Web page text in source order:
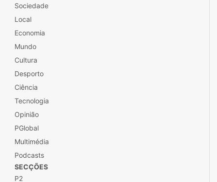
Sociedade
Local
Economia
Mundo
Cultura
Desporto
Ciência
Tecnologia
Opinião
PGlobal
Multimédia
Podcasts
SECÇÕES
P2